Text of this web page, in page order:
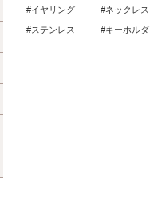
#イヤリング #ネックレス
#ステンレス #キーホルダ